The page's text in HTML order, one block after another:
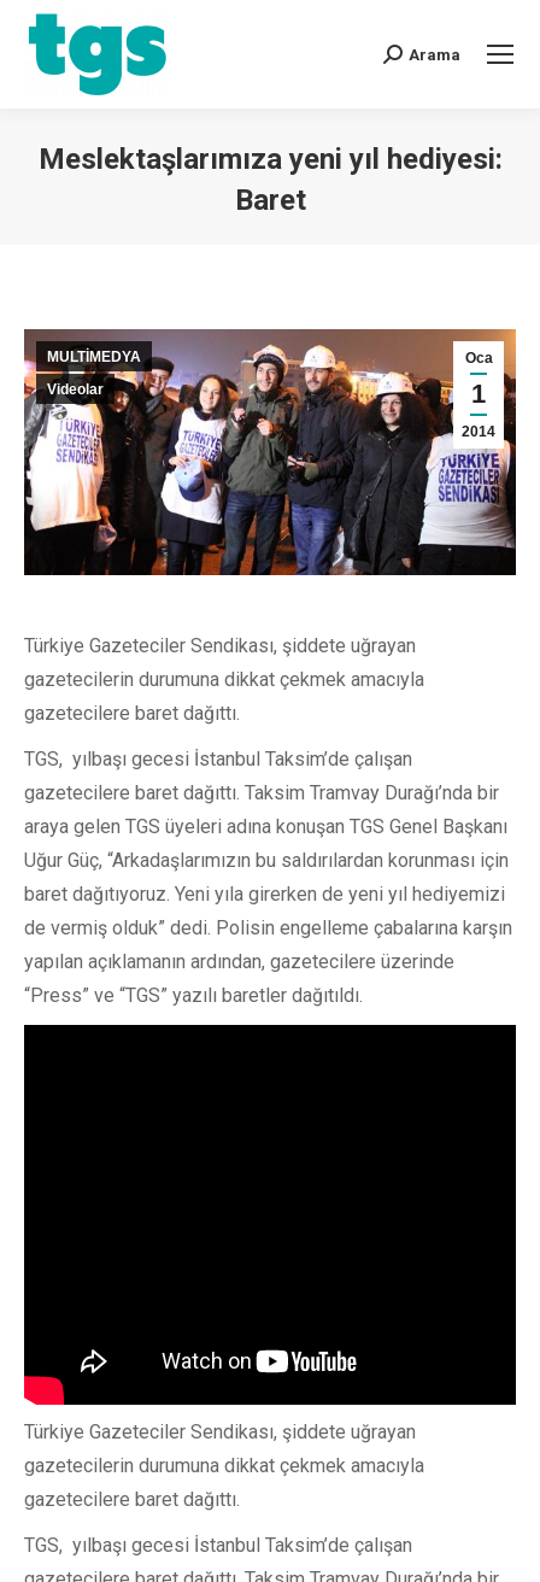
Arama
Meslektaşlarımıza yeni yıl hediyesi:
Baret
Oca
1
2014
MULTİMEDYA
Videolar
Türkiye Gazeteciler Sendikası, şiddete uğrayan
gazetecilerin durumuna dikkat çekmek amacıyla
gazetecilere baret dağıttı.
TGS, yılbaşı gecesi İstanbul Taksim’de çalışan
gazetecilere baret dağıttı. Taksim Tramvay Durağı’nda bir
araya gelen TGS üyeleri adına konuşan TGS Genel Başkanı
Uğur Güç, “Arkadaşlarımızın bu saldırılardan korunması için
baret dağıtıyoruz. Yeni yıla girerken de yeni yıl hediyemizi
de vermiş olduk” dedi. Polisin engelleme çabalarına karşın
yapılan açıklamanın ardından, gazetecilere üzerinde
“Press” ve “TGS” yazılı baretler dağıtıldı.
Türkiye Gazeteciler Sendikası, şiddete uğrayan
gazetecilerin durumuna dikkat çekmek amacıyla
gazetecilere baret dağıttı.
TGS, yılbaşı gecesi İstanbul Taksim’de çalışan